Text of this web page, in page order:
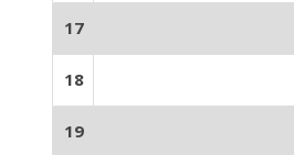
17
18
19